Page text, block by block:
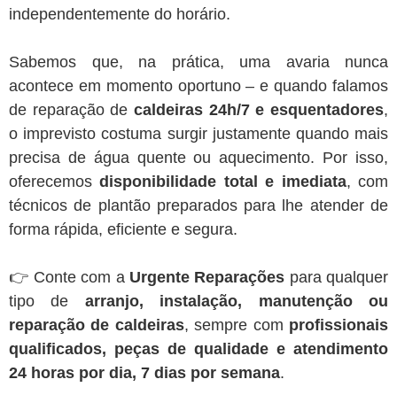
independentemente do horário.
Sabemos que, na prática, uma avaria nunca
acontece em momento oportuno – e quando falamos
de reparação de caldeiras 24h/7 e esquentadores,
o imprevisto costuma surgir justamente quando mais
precisa de água quente ou aquecimento. Por isso,
oferecemosdisponibilidade total e imediata, com
técnicos de plantão preparados para lhe atender de
forma rápida, eficiente e segura.
👉 Conte com a Urgente Reparações para qualquer
tipo de arranjo, instalação, manutenção ou
reparação de caldeiras, sempre com profissionais
qualificados, peças de qualidade e atendimento
24 horas por dia, 7 dias por semana.